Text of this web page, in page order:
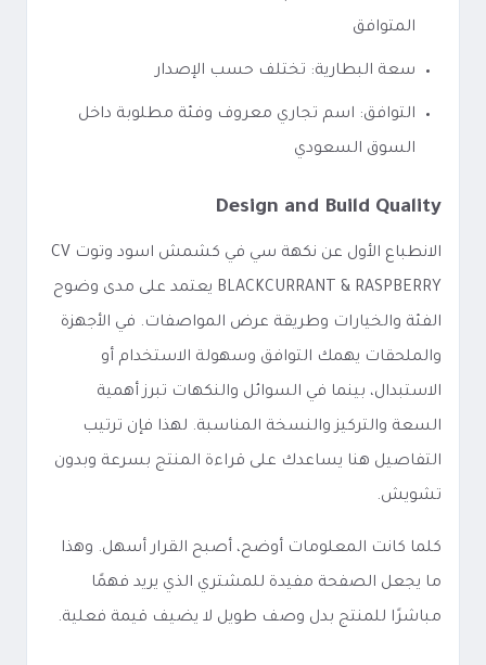
المتوافق
سعة البطارية: تختلف حسب الإصدار
التوافق: اسم تجاري معروف وفئة مطلوبة داخل
السوق السعودي
Design and Build Quality
الانطباع الأول عن نكهة سي في كشمش اسود وتوت CV
BLACKCURRANT & RASPBERRY يعتمد على مدى وضوح
الفئة والخيارات وطريقة عرض المواصفات. في الأجهزة
والملحقات يهمك التوافق وسهولة الاستخدام أو
الاستبدال، بينما في السوائل والنكهات تبرز أهمية
السعة والتركيز والنسخة المناسبة. لهذا فإن ترتيب
التفاصيل هنا يساعدك على قراءة المنتج بسرعة وبدون
تشويش.
كلما كانت المعلومات أوضح، أصبح القرار أسهل. وهذا
ما يجعل الصفحة مفيدة للمشتري الذي يريد فهمًا
مباشرًا للمنتج بدل وصف طويل لا يضيف قيمة فعلية.